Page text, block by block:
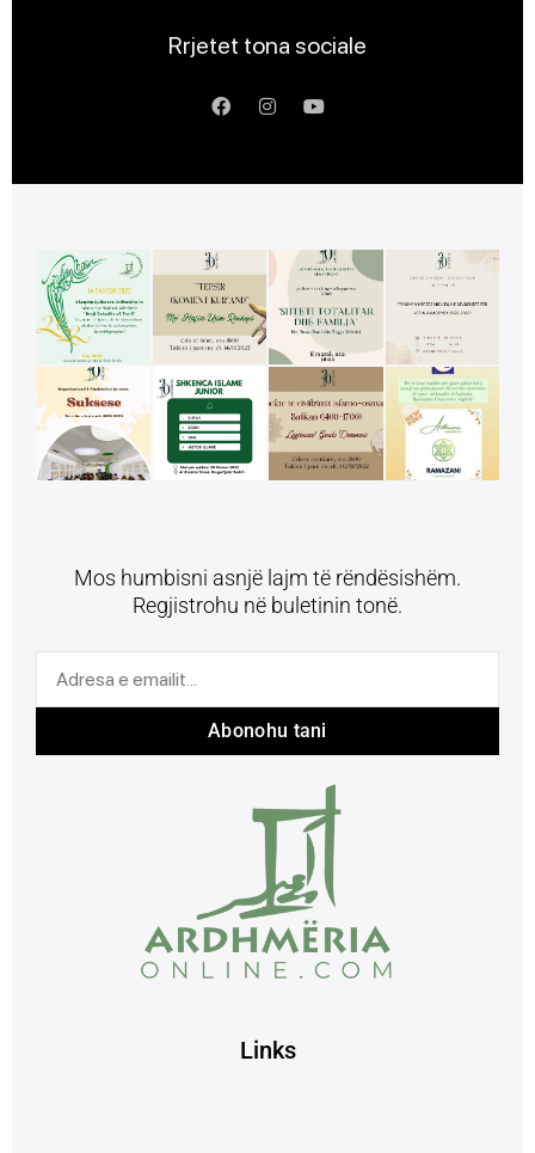
Rrjetet tona sociale
Mos humbisni asnjë lajm të rëndësishëm.
Regjistrohu në buletinin tonë.
Abonohu tani
Links